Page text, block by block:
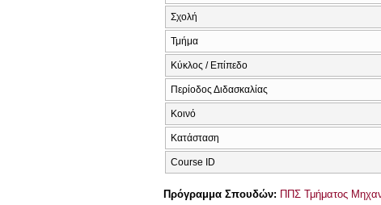
Σχολή
Τμήμα
Κύκλος / Επίπεδο
Περίοδος Διδασκαλίας
Κοινό
Κατάσταση
Course ID
Πρόγραμμα Σπουδών: ΠΠΣ Τμήματος